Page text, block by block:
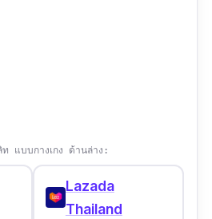
แบบกางเกง ด้านล่าง:
Lazada
Thailand